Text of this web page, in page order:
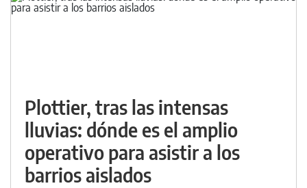
Plottier, tras las intensas
lluvias: dónde es el amplio
operativo para asistir a los
barrios aislados